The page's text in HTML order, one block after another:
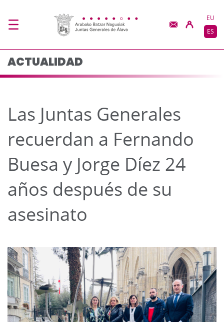
Las Juntas GeneralesEU
ES
ACTUALIDAD
Las Juntas Generales
recuerdan a Fernando
Buesa y Jorge Díez 24
años después de su
asesinato